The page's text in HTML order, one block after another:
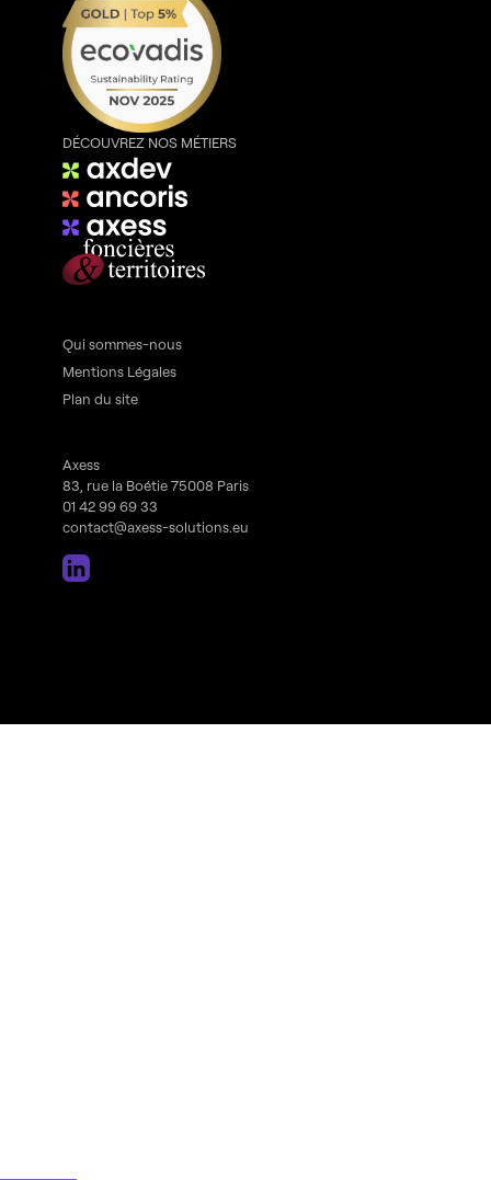
DÉCOUVREZ NOS MÉTIERS
Qui sommes-nous
Mentions Légales
Plan du site
Axess
83, rue la Boétie 75008 Paris
01 42 99 69 33
contact@axess-solutions.eu